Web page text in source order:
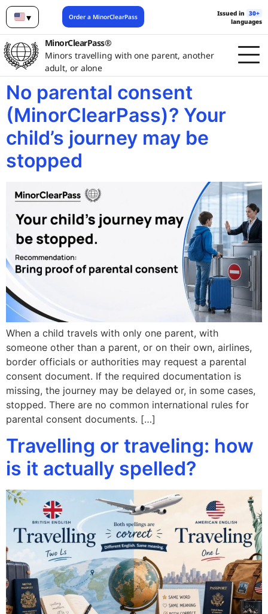
▾
English
Order a MinorClearPass Issued in 30+
languages
MinorClearPass®
Minors travelling with one parent, another
adult, or alone
No parental consent
(MinorClearPass)? Your
child’s journey may be
stopped
When a child travels with only one parent, with
someone other than a parent, or on their own, airlines,
border officials or authorities may request a parental
consent document. If the required documentation is
missing, the journey may be delayed or, in some cases,
stopped. There are no common international rules for
parental consent documents. […]
Travelling or traveling: how
is it actually spelled?